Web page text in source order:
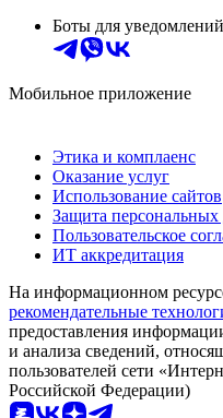
Боты для уведомлений
Мобильное приложение
Этика и комплаенс
Оказание услуг
Использование сайтов
Защита
Пользовательское
ИТ аккредитация
На информационном
рекомендательные
предоставления
и анализа сведений,
пользователей сети
Российской Федерации)